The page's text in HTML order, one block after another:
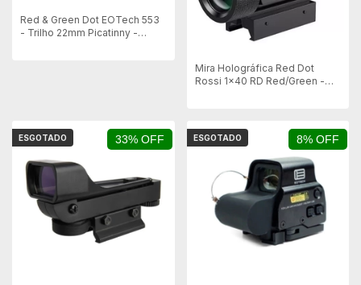
Red & Green Dot EOTech 553
- Trilho 22mm Picatinny -
Mira Holográfica Red Dot
Rossi 1x40 RD Red/Green -
33% OFF
ESGOTADO 8% OFF
ESGOTADO